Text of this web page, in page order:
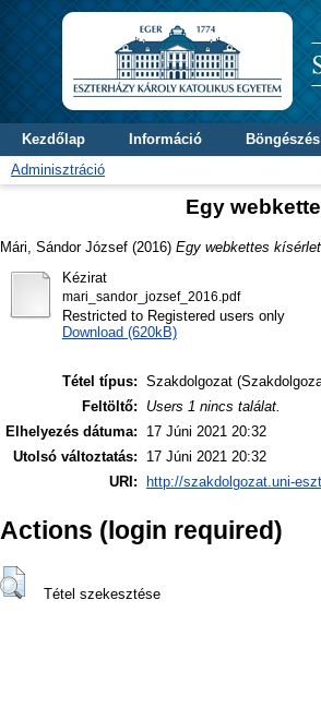
Kezdőlap Információ
Böngészés
Adminisztráció
Egy
Mári, Sándor József (2016) Egy webkettes
Kézirat
mari_sandor_jozsef_2016.pdf
Restricted to Registered users only
Download (620kB)
Tétel típus: Szakdolgozat
Feltöltő:
Users 1 nincs találat.
Elhelyezés dátuma:
17 Júni 2021 20:32
Utolsó változtatás:
17 Júni 2021 20:32
URI:
http://szakdolgozat.uni-
Actions (login required)
Tétel szekesztése